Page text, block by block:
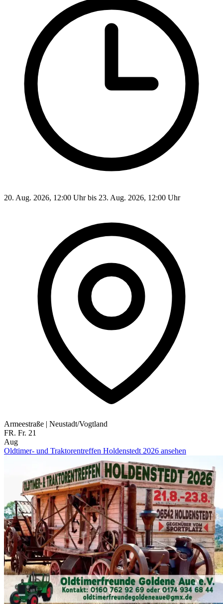
20. Aug. 2026, 12:00 Uhr bis 23. Aug. 2026, 12:00 Uhr
Armeestraße | Neustadt/Vogtland
FR. Fr. 21
Aug
Oldtimer- und Traktorentreffen Holdenstedt 2026 ansehen